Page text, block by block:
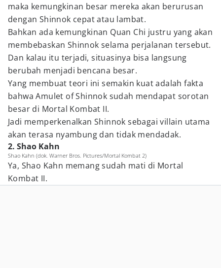
maka kemungkinan besar mereka akan berurusan
dengan Shinnok cepat atau lambat.
Bahkan ada kemungkinan Quan Chi justru yang akan
membebaskan Shinnok selama perjalanan tersebut.
Dan kalau itu terjadi, situasinya bisa langsung
berubah menjadi bencana besar.
Yang membuat teori ini semakin kuat adalah fakta
bahwa Amulet of Shinnok sudah mendapat sorotan
besar di Mortal Kombat II.
Jadi memperkenalkan Shinnok sebagai villain utama
akan terasa nyambung dan tidak mendadak.
2. Shao Kahn
Shao Kahn (dok. Warner Bros. Pictures/Mortal Kombat 2)
Ya, Shao Kahn memang sudah mati di Mortal
Kombat II.